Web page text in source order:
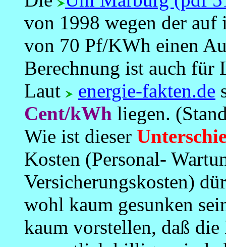
von 1998 wegen der auf
von 70 Pf/KWh einen
Berechnung ist auch für
Laut
energie-fakten.de
Cent/kWh liegen.
Wie ist dieser
Kosten (Personal-
Versicherungskosten)
wohl kaum gesunken
kaum vorstellen, daß